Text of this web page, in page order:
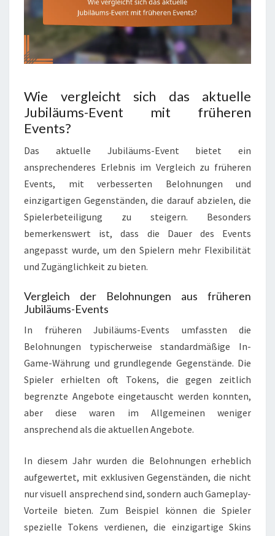
Wie vergleicht sich das aktuelle
Jubiläums-Event mit früheren
Events?
Das aktuelle Jubiläums-Event bietet ein
ansprechenderes Erlebnis im Vergleich zu früheren
Events, mit verbesserten Belohnungen und
einzigartigen Gegenständen, die darauf abzielen, die
Spielerbeteiligung zu steigern. Besonders
bemerkenswert ist, dass die Dauer des Events
angepasst wurde, um den Spielern mehr Flexibilität
und Zugänglichkeit zu bieten.
Vergleich der Belohnungen aus früheren
Jubiläums-Events
In früheren Jubiläums-Events umfassten die
Belohnungen typischerweise standardmäßige In-
Game-Währung und grundlegende Gegenstände. Die
Spieler erhielten oft Tokens, die gegen zeitlich
begrenzte Angebote eingetauscht werden konnten,
aber diese waren im Allgemeinen weniger
ansprechend als die aktuellen Angebote.
In diesem Jahr wurden die Belohnungen erheblich
aufgewertet, mit exklusiven Gegenständen, die nicht
nur visuell ansprechend sind, sondern auch Gameplay-
Vorteile bieten. Zum Beispiel können die Spieler
spezielle Tokens verdienen, die einzigartige Skins